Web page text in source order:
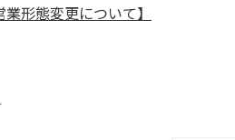
形態変更について】